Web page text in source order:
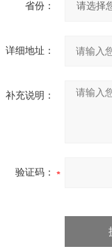
省份：
详细地址：
补充说明：
验证码：